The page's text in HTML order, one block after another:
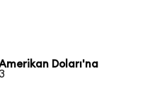
Doları'na